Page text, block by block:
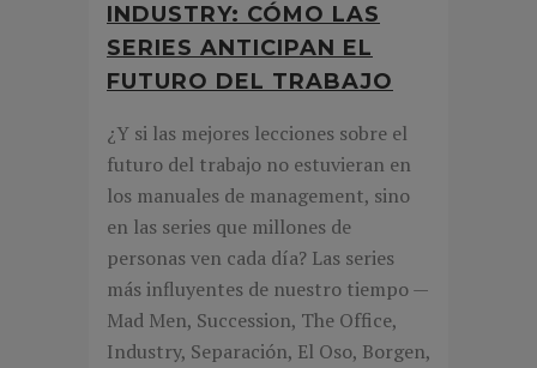
INDUSTRY: CÓMO LAS
SERIES ANTICIPAN EL
FUTURO DEL TRABAJO
¿Y si las mejores lecciones sobre el
futuro del trabajo no estuvieran en
los manuales de management, sino
en las series que millones de
personas ven cada día? Las series
más influyentes de nuestro tiempo —
Mad Men, Succession, The Office,
Industry, Separación, El Oso, Borgen,